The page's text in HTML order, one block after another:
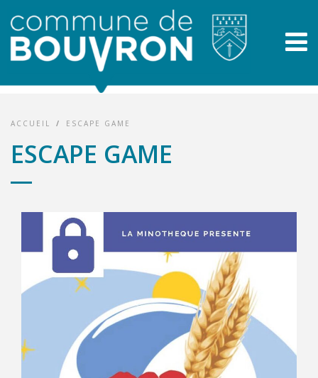
ACCUEIL / ESCAPE GAME
ESCAPE GAME